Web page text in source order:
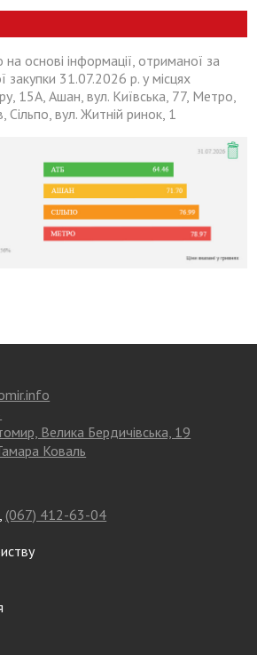
основі інформації, отриманої за
31.07.2026 р. у місцях
15А, Ашан, вул. Київська, 77, Метро,
Сільпо, вул. Житній ринок, 1
Велика Бердичівська, 19
Коваль
, (067) 412-63-04